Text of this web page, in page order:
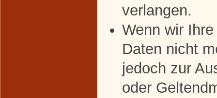
verlangen.
Wenn wir
Daten nicht
jedoch zur
oder